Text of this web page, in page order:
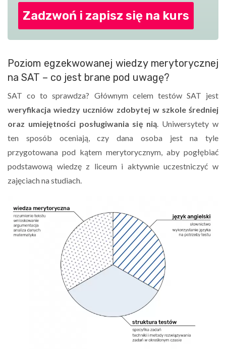
Zadzwoń i zapisz się na kurs
Poziom egzekwowanej wiedzy merytorycznej
na SAT – co jest brane pod uwagę?
SAT co to sprawdza? Głównym celem testów SAT jest
weryfikacja wiedzy uczniów zdobytej w szkole średniej
oraz umiejętności posługiwania się nią . Uniwersytety w
ten sposób oceniają, czy dana osoba jest na tyle
przygotowana pod kątem merytorycznym, aby pogłębiać
podstawową wiedzę z liceum i aktywnie uczestniczyć w
zajęciach na studiach.